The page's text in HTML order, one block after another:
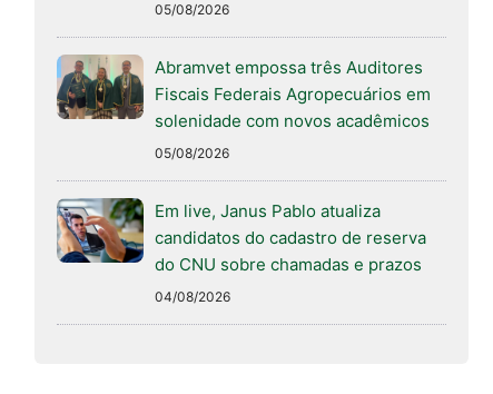
05/08/2026
Abramvet empossa três Auditores
Fiscais Federais Agropecuários em
solenidade com novos acadêmicos
05/08/2026
Em live, Janus Pablo atualiza
candidatos do cadastro de reserva
do CNU sobre chamadas e prazos
04/08/2026